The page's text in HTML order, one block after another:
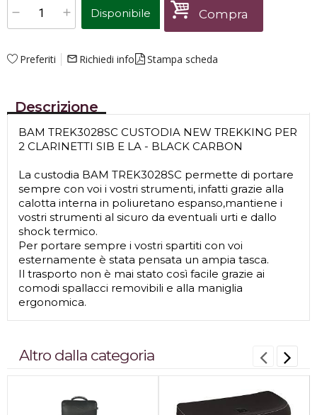
Disponibile Compra
Preferiti mail_outline Richiedi info Stampa scheda
Descrizione
BAM TREK3028SC CUSTODIA NEW TREKKING PER
2 CLARINETTI SIB E LA - BLACK CARBON
La custodia BAM TREK3028SC permette di portare
sempre con voi i vostri strumenti, infatti grazie alla
calotta interna in poliuretano espanso,mantiene i
vostri strumenti al sicuro da eventuali urti e dallo
shock termico.
Per portare sempre i vostri spartiti con voi
esternamente è stata pensata un ampia tasca.
Il trasporto non è mai stato così facile grazie ai
comodi spallacci removibili e alla maniglia
ergonomica.
Altro dalla categoria